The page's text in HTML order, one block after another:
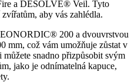
a DESOLVE® Veil. Tyto
aby vás zahlédla.
200 a dvouvrstvou
mm, což vám umožňuje zůstat v
snadno přizpůsobit svým
jako je odnímatelná kapuce,